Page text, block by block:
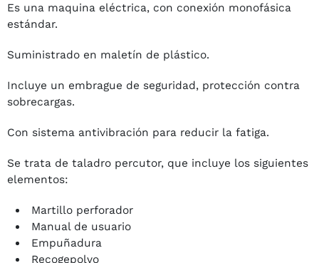
Es una maquina eléctrica, con conexión monofásica
estándar.
Suministrado en maletín de plástico.
Incluye un embrague de seguridad, protección contra
sobrecargas.
Con sistema antivibración para reducir la fatiga.
Se trata de taladro percutor, que incluye los siguientes
elementos:
Martillo perforador
Manual de usuario
Empuñadura
Recogepolvo